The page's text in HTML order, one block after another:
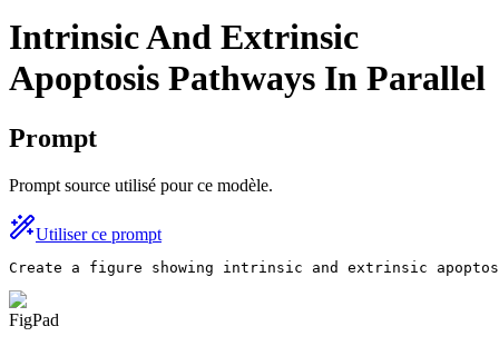
Intrinsic And Extrinsic
Apoptosis Pathways In Parallel
Prompt
Prompt source utilisé pour ce modèle.
Utiliser ce prompt
Create a figure showing intrinsic and extrinsic
FigPad